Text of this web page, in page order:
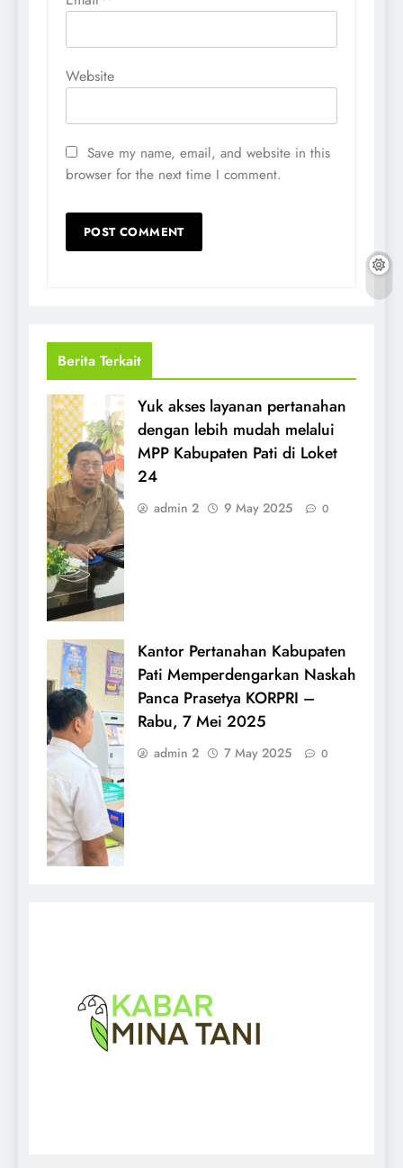
Website
Save my name, email, and website in this
browser for the next time I comment.
Berita Terkait
Yuk akses layanan pertanahan
dengan lebih mudah melalui
MPP Kabupaten Pati di Loket
24
admin 2 9 May 2025 0
Kantor Pertanahan Kabupaten
Pati Memperdengarkan Naskah
Panca Prasetya KORPRI –
Rabu, 7 Mei 2025
admin 2 7 May 2025 0